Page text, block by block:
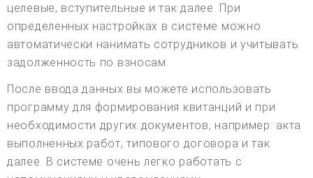
целевые, вступительные и так далее. При
определенных настройках в системе можно
автоматически нанимать сотрудников и учитывать
задолженность по взносам.
После ввода данных вы можете использовать
программу для формирования квитанций и при
необходимости других документов, например: акта
выполненных работ, типового договора и так
далее. В системе очень легко работать с